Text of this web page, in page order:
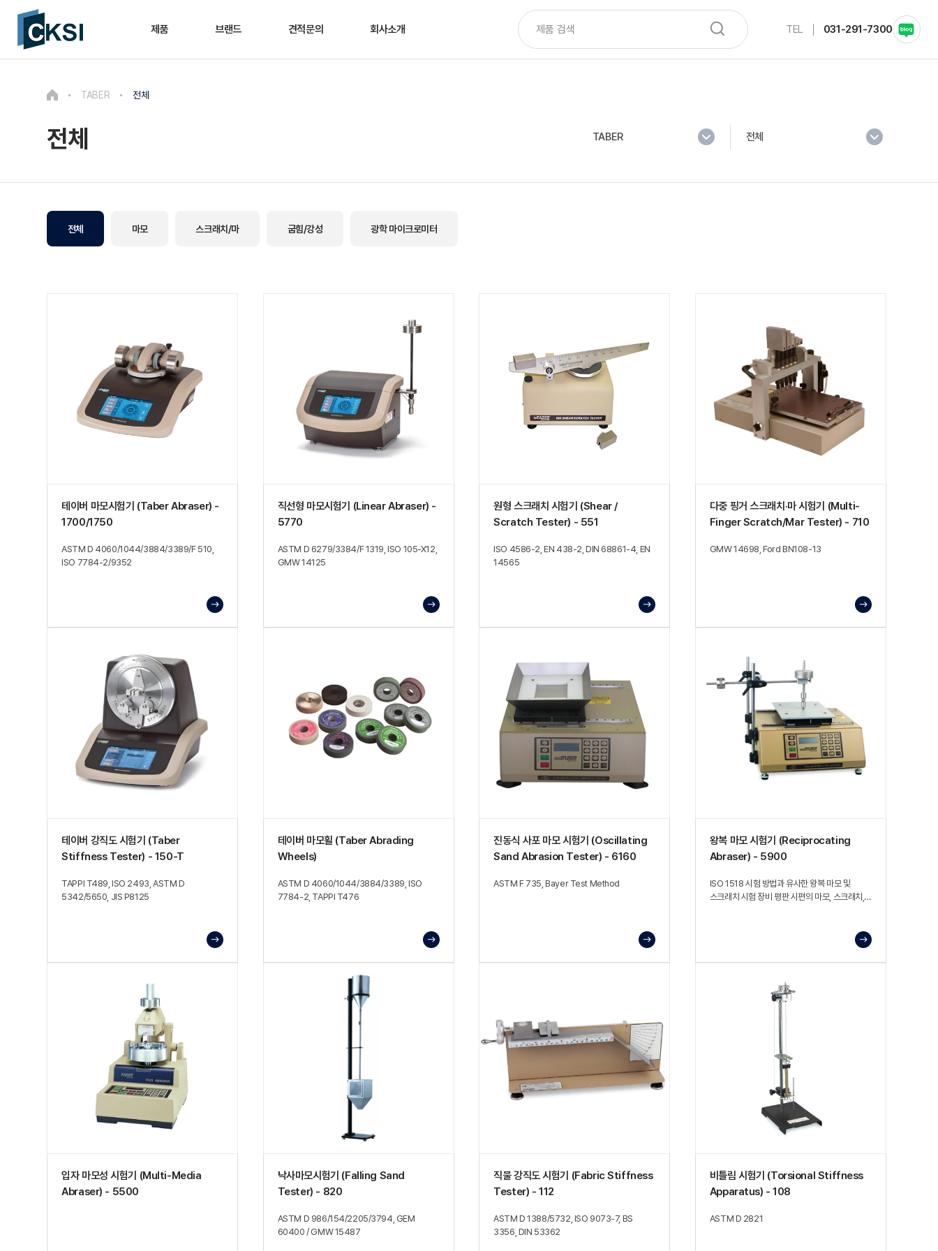
제품 브랜드 견적문의 회사소개 TEL 031-291-7300
TABER 전체
전체 TABER 전체
전체 마모 스크래치/마 굽힘/강성 광학 마이크로미터
테이버 마모시험기 (Taber Abraser) -
1700/1750
ASTM D 4060/1044/3884/3389/F 510,
ISO 7784-2/9352
직선형 마모시험기 (Linear Abraser) -
5770
ASTM D 6279/3384/F 1319, ISO 105-X12,
GMW 14125
원형 스크래치 시험기 (Shear /
Scratch Tester) - 551
ISO 4586-2, EN 438-2, DIN 68861-4, EN
14565
다중 핑거 스크래치·마 시험기 (Multi-
Finger Scratch/Mar Tester) - 710
GMW 14698, Ford BN108-13
테이버 강직도 시험기 (Taber
Stiffness Tester) - 150-T
TAPPI T489, ISO 2493, ASTM D
5342/5650, JIS P8125
테이버 마모휠 (Taber Abrading
Wheels)
ASTM D 4060/1044/3884/3389, ISO
7784-2, TAPPI T476
진동식 사포 마모 시험기 (Oscillating
Sand Abrasion Tester) - 6160
ASTM F 735, Bayer Test Method
왕복 마모 시험기 (Reciprocating
Abraser) - 5900
ISO 1518 시험 방법과 유사한 왕복 마모 및
스크래치 시험 장비 평판 시편의 마모, 스크래치,
입자 마모성 시험기 (Multi-Media
Abraser) - 5500
낙사마모시험기 (Falling Sand
Tester) - 820
ASTM D 986/154/2205/3794, GEM
60400 / GMW 15487
직물 강직도 시험기 (Fabric Stiffness
Tester) - 112
ASTM D 1388/5732, ISO 9073-7, BS
3356, DIN 53362
비틀림 시험기 (Torsional Stiffness
Apparatus) - 108
ASTM D 2821